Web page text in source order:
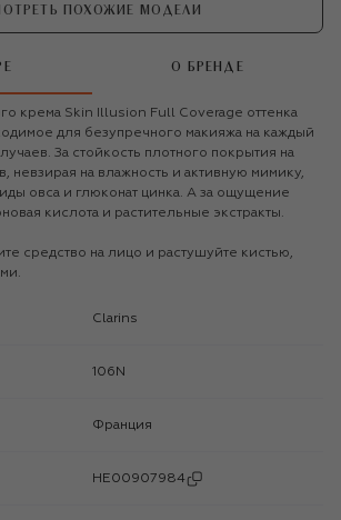
ПОХОЖИЕ МОДЕЛИ
О БРЕНДЕ
крема Skin Illusion Full Coverage оттенка
для безупречного макияжа на каждый
За стойкость плотного покрытия на
невзирая на влажность и активную мимику,
овса и глюконат цинка. А за ощущение
кислота и растительные экстракты.
средство на лицо и растушуйте кистью,
Clarins
106N
Франция
HE00907984